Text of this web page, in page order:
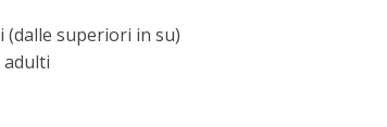
(dalle superiori in su)
adulti